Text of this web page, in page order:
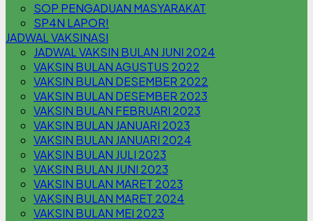
SOP PENGADUAN MASYARAKAT
SP4N LAPOR!
JADWAL VAKSINASI
JADWAL VAKSIN BULAN JUNI 2024
VAKSIN BULAN AGUSTUS 2022
VAKSIN BULAN DESEMBER 2022
VAKSIN BULAN DESEMBER 2023
VAKSIN BULAN FEBRUARI 2023
VAKSIN BULAN JANUARI 2023
VAKSIN BULAN JANUARI 2024
VAKSIN BULAN JULI 2023
VAKSIN BULAN JUNI 2023
VAKSIN BULAN MARET 2023
VAKSIN BULAN MARET 2024
VAKSIN BULAN MEI 2023